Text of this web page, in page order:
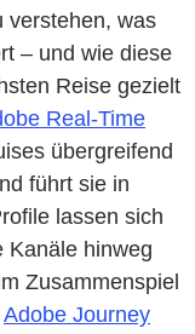
verstehen, was
– und wie diese
Reise gezielt
Real-Time
übergreifend
führt sie in
lassen sich
Kanäle hinweg
Zusammenspiel
Adobe Journey